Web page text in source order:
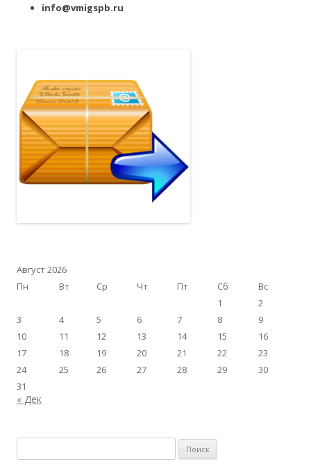
info@vmigspb.ru
Август 2026
Пн
Вт Ср Чт Пт Сб
Вс
1
2
3
4 5 6 7 8
9
10
11 12 13 14 15
16
17
18 19 20 21 22
23
24
25 26 27 28 29
30
31
« Дек